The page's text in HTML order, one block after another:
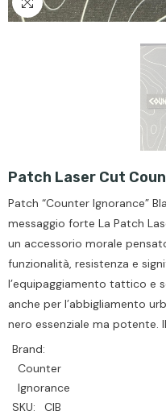
Patch Laser Cut
Patch “Counter Ignorance”
messaggio forte La Patch
un accessorio morale
funzionalità, resistenza e
l’equipaggiamento tattico e
anche per l’abbigliamento
nero essenziale ma potente. Il
Brand:
Counter
Ignorance
SKU:
CIB